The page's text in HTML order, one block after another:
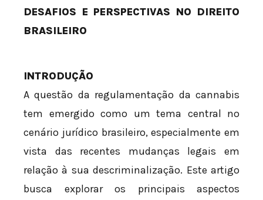
DESAFIOS E PERSPECTIVAS NO DIREITO
BRASILEIRO
INTRODUÇÃO
A questão da regulamentação da cannabis
tem emergido como um tema central no
cenário jurídico brasileiro, especialmente em
vista das recentes mudanças legais em
relação à sua descriminalização. Este artigo
busca explorar os principais aspectos